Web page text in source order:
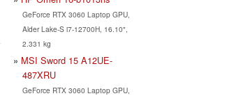
GeForce RTX 3060 Laptop GPU,
Alder Lake-S i7-12700H, 16.10",
2.331 kg
MSI Sword 15 A12UE-
487XRU
GeForce RTX 3060 Laptop GPU,